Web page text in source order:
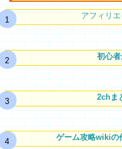
アフィリ
初心
2chま
ゲーム攻略wikiの